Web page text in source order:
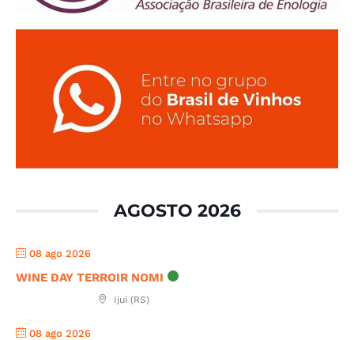
AGOSTO 2026
08 ago 2026
WINE DAY TERROIR NOMI
Ijuí (RS)
08 ago 2026